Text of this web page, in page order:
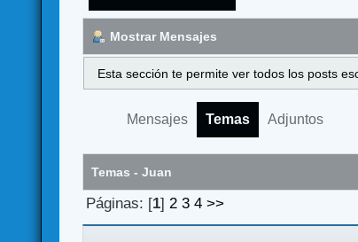
Mostrar Mensajes
Esta sección te permite ver todos los posts
Mensajes Temas Adjuntos
Temas - Juan
Páginas: [1] 2 3 4 >>